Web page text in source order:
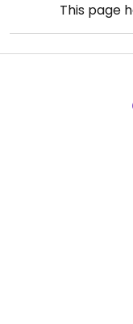
This page